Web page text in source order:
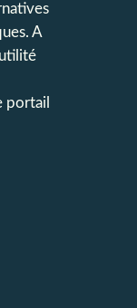
A
portail